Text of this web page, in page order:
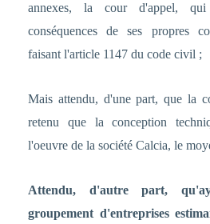
annexes, la cour d'appel,
conséquences de ses propres
faisant l'article 1147 du code civil ;
Mais attendu, d'une part, que la
retenu que la conception
l'oeuvre de la société Calcia, le
Attendu, d'autre part,
groupement d'entreprises